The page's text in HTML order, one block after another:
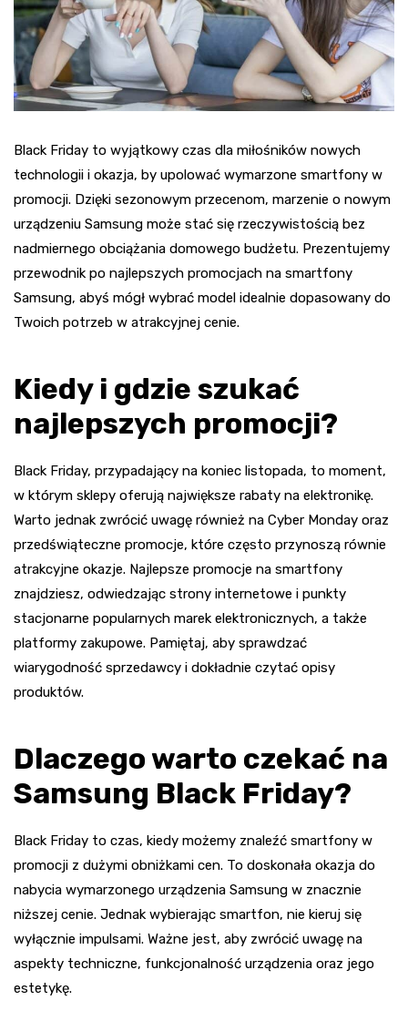
Black Friday to wyjątkowy czas dla miłośników nowych
technologii i okazja, by upolować wymarzone smartfony w
promocji. Dzięki sezonowym przecenom, marzenie o nowym
urządzeniu Samsung może stać się rzeczywistością bez
nadmiernego obciążania domowego budżetu. Prezentujemy
przewodnik po najlepszych promocjach na smartfony
Samsung, abyś mógł wybrać model idealnie dopasowany do
Twoich potrzeb w atrakcyjnej cenie.
Kiedy i gdzie szukać
najlepszych promocji?
Black Friday, przypadający na koniec listopada, to moment,
w którym sklepy oferują największe rabaty na elektronikę.
Warto jednak zwrócić uwagę również na Cyber Monday oraz
przedświąteczne promocje, które często przynoszą równie
atrakcyjne okazje. Najlepsze promocje na smartfony
znajdziesz, odwiedzając strony internetowe i punkty
stacjonarne popularnych marek elektronicznych, a także
platformy zakupowe. Pamiętaj, aby sprawdzać
wiarygodność sprzedawcy i dokładnie czytać opisy
produktów.
Dlaczego warto czekać na
Samsung Black Friday?
Black Friday to czas, kiedy możemy znaleźć smartfony w
promocji z dużymi obniżkami cen. To doskonała okazja do
nabycia wymarzonego urządzenia Samsung w znacznie
niższej cenie. Jednak wybierając smartfon, nie kieruj się
wyłącznie impulsami. Ważne jest, aby zwrócić uwagę na
aspekty techniczne, funkcjonalność urządzenia oraz jego
estetykę.